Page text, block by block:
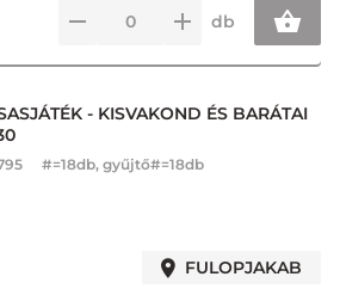
db
- KISVAKOND ÉS BARÁTAI
#=18db, gyűjtő#=18db
FULOPJAKAB